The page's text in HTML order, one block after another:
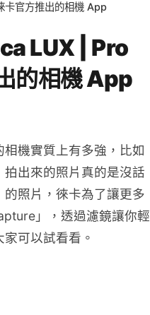
官方推出的相機 App
LUX | Pro
的相機 App
機實質上有多強，比如
出來的照片真的是沒話
照片，徠卡為了讓更多
」，透過濾鏡讓你輕
可以試看看。